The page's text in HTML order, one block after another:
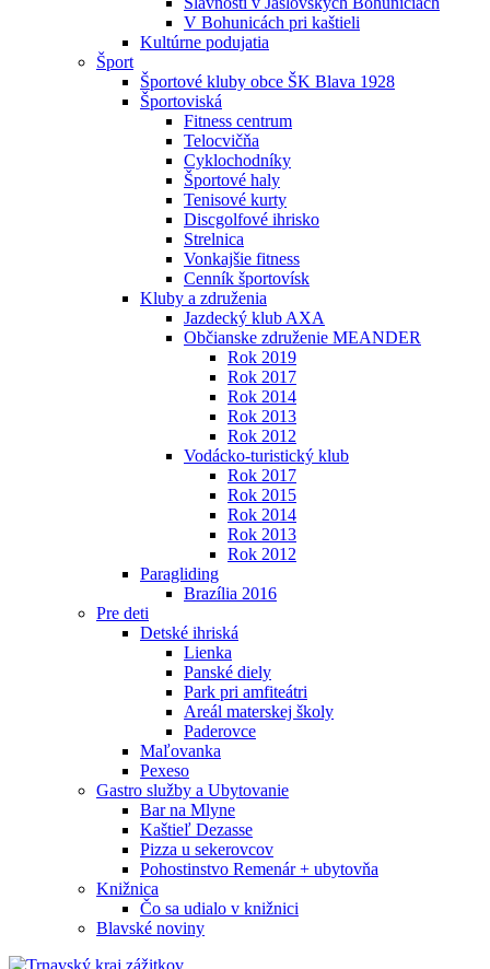
V Bohunicách pri kaštieli
Kultúrne podujatia
Šport
Športové kluby obce ŠK Blava 1928
Športoviská
Fitness centrum
Telocvičňa
Cyklochodníky
Športové haly
Tenisové kurty
Discgolfové ihrisko
Strelnica
Vonkajšie fitness
Cenník športovísk
Kluby a združenia
Jazdecký klub AXA
Občianske združenie MEANDER
Rok 2019
Rok 2017
Rok 2014
Rok 2013
Rok 2012
Vodácko-turistický klub
Rok 2017
Rok 2015
Rok 2014
Rok 2013
Rok 2012
Paragliding
Brazília 2016
Pre deti
Detské ihriská
Lienka
Panské diely
Park pri amfiteátri
Areál materskej školy
Paderovce
Maľovanka
Pexeso
Gastro služby a Ubytovanie
Bar na Mlyne
Kaštieľ Dezasse
Pizza u sekerovcov
Pohostinstvo Remenár + ubytovňa
Knižnica
Čo sa udialo v knižnici
Blavské noviny